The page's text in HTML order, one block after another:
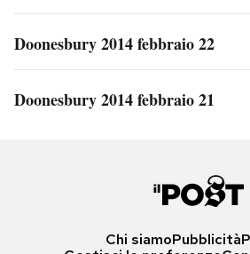
Doonesbury 2014 febbraio 22
Doonesbury 2014 febbraio 21
Chi siamoPubblicità